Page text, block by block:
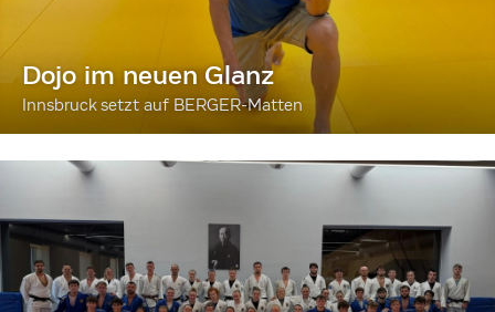
Dojo im neuen Glanz
Innsbruck setzt auf BERGER-Matten